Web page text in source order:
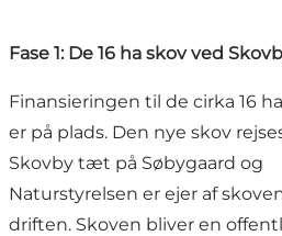
Fase 1: De 16 ha skov ved
Finansieringen til de cirka 16
er på plads. Den nye skov
Skovby tæt på Søbygaard og
Naturstyrelsen er ejer af
driften. Skoven bliver en